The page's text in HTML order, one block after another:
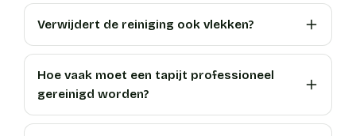
Verwijdert de reiniging ook vlekken?
Hoe vaak moet een tapijt professioneel
gereinigd worden?